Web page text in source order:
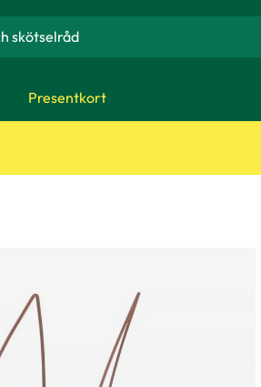
Presentkort